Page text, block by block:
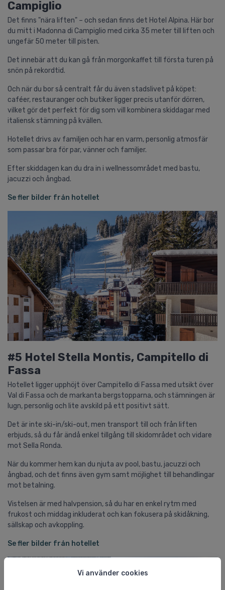
Vi använder cookies
Campiglio
Det finns "nära liften" – och sedan finns det Hotel Alpina. Här bor
du mitt i Madonna di Campiglio med cirka 35 meter till liften och
ungefär 50 meter till pisten.
Det innebär att du kan gå från morgonkaffet till första turen på
snön på rekordtid.
Och när du bor så centralt får du även stadslivet på köpet:
caféer, restauranger och butiker ligger precis utanför dörren,
vilket gör det perfekt för dig som vill kombinera skiddagar med
italiensk stämning på kvällen.
Hotellet drivs av familjen och har en varm, personlig atmosfär
som passar bra för par, vänner och familjer.
Efter skiddagen kan du dra in i wellnessområdet med bastu,
jacuzzi och ångbad.
Se fler bilder från hotellet
#5 Hotel Stella Montis, Campitello di
Fassa
Hotellet ligger upphöjt över Campitello di Fassa med utsikt över
Val di Fassa och de markanta bergs­topparna, och stämningen är
lugn, personlig och lite avskild på ett positivt sätt.
Det är inte ski-in/ski-out, men transport till och från liften
erbjuds, så du får ändå enkel tillgång till skidområdet och vidare
mot Sella Ronda.
När du kommer hem kan du njuta av pool, bastu, jacuzzi och
ångbad, och det finns även gym samt möjlighet till behandlingar
mot betalning.
Vistelsen är med halvpension, så du har en enkel rytm med
frukost och middag inkluderat och kan fokusera på skidåkning,
sällskap och avkoppling.
Se fler bilder från hotellet